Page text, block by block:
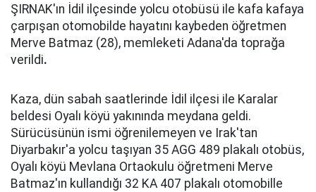
ŞIRNAK'ın İdil ilçesinde yolcu otobüsü ile kafa kafaya
çarpışan otomobilde hayatını kaybeden öğretmen
Merve Batmaz (28), memleketi Adana'da toprağa
verildi.
Kaza, dün sabah saatlerinde İdil ilçesi ile Karalar
beldesi Oyalı köyü yakınında meydana geldi.
Sürücüsünün ismi öğrenilemeyen ve Irak'tan
Diyarbakır'a yolcu taşıyan 35 AGG 489 plakalı otobüs,
Oyalı köyü Mevlana Ortaokulu öğretmeni Merve
Batmaz'ın kullandığı 32 KA 407 plakalı otomobille